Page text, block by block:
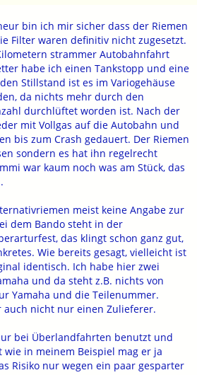
bin ich mir sicher dass der Riemen
Filter waren definitiv nicht zugesetzt.
strammer Autobahnfahrt
habe ich einen Tankstopp und eine
Stillstand ist es im Variogehäuse
da nichts mehr durch den
durchlüftet worden ist. Nach der
mit Vollgas auf die Autobahn und
bis zum Crash gedauert. Der Riemen
sondern es hat ihn regelrecht
war kaum noch was am Stück, das
meist keine Angabe zur
dem Bando steht in der
das klingt schon ganz gut,
Wie bereits gesagt, vielleicht ist
identisch. Ich habe hier zwei
und da steht z.B. nichts von
Yamaha und die Teilenummer.
auch nicht nur einen Zulieferer.
bei Überlandfahrten benutzt und
in meinem Beispiel mag er ja
Risiko nur wegen ein paar gesparter